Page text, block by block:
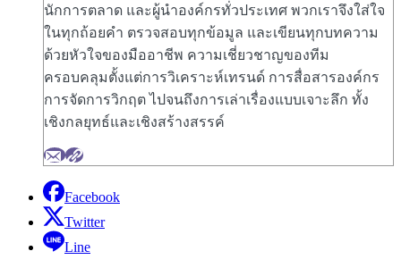
นักการตลาด และผู้นำองค์กรทั่วประเทศ พวกเราจึงใส่ใจ
ในทุกถ้อยคำ ตรวจสอบทุกข้อมูล และเขียนทุกบทความ
ด้วยหัวใจของมืออาชีพ ความเชี่ยวชาญของทีม
ครอบคลุมตั้งแต่การวิเคราะห์เทรนด์ การสื่อสารองค์กร
การจัดการวิกฤต ไปจนถึงการเล่าเรื่องแบบเจาะลึก ทั้ง
เชิงกลยุทธ์และเชิงสร้างสรรค์
Facebook
Twitter
Line